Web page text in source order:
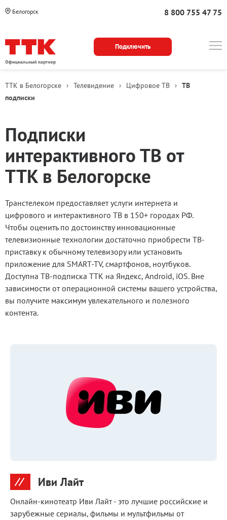
Белогорск 8 800 755 47 75
Подключить
ТТК в Белогорске › Телевидение › Цифровое ТВ › ТВ
подписки
Подписки
интерактивного ТВ от
ТТК в Белогорске
Транстелеком предоставляет услуги интернета и
цифрового и интерактивного ТВ в 150+ городах РФ.
Чтобы оценить по достоинству инновационные
телевизионные технологии достаточно приобрести ТВ-
приставку к обычному телевизору или установить
приложение для SMART-TV, смартфонов, ноутбуков.
Доступна ТВ-подписка ТТК на Яндекс, Android, iOS. Вне
зависимости от операционной системы вашего устройства,
вы получите максимум увлекательного и полезного
контента.
Иви Лайт
Онлайн-кинотеатр Иви Лайт - это лучшие российские и
зарубежные сериалы, фильмы и мультфильмы от